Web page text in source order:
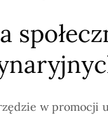
w promocji